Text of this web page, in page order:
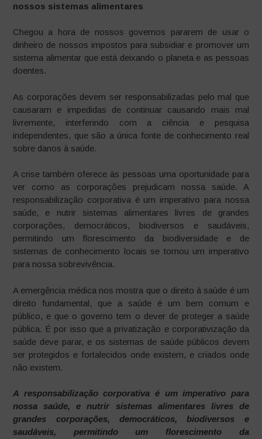
nossos sistemas alimentares
Chegou a hora de nossos governos pararem de usar o
dinheiro de nossos impostos para subsidiar e promover um
sistema alimentar que está deixando o planeta e as pessoas
doentes.
As corporações devem ser responsabilizadas pelo mal que
causaram e impedidas de continuar causando mais mal
livremente, interferindo com a ciência e pesquisa
independentes, que são a única fonte de conhecimento real
sobre danos à saúde.
A crise também oferece às pessoas uma oportunidade para
ver como as corporações prejudicam nossa saúde. A
responsabilização corporativa é um imperativo para nossa
saúde, e nutrir sistemas alimentares livres de grandes
corporações, democráticos, biodiversos e saudáveis,
permitindo um florescimento da biodiversidade e de
sistemas de conhecimento locais se tornou um imperativo
para nossa sobrevivência.
A emergência médica nos mostra que o direito à saúde é um
direito fundamental, que a saúde é um bem comum e
público, e que o governo tem o dever de proteger a saúde
pública. É por isso que a privatização e corporativização da
saúde deve parar, e os sistemas de saúde públicos devem
ser protegidos e fortalecidos onde existem, e criados onde
não existem.
A responsabilização corporativa é um imperativo para
nossa saúde, e nutrir sistemas alimentares livres de
grandes corporações, democráticos, biodiversos e
saudáveis, permitindo um florescimento da